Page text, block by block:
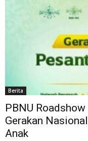
Berita
PBNU
Gerakan
Anak